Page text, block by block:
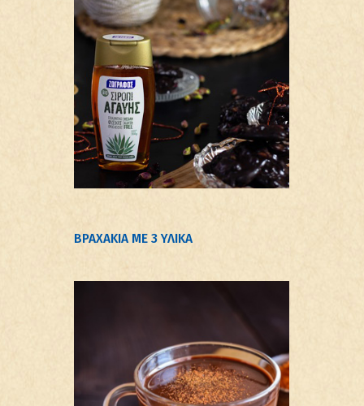
ΒΡΑΧΑΚΙΑ ΜΕ 3 ΥΛΙΚΑ